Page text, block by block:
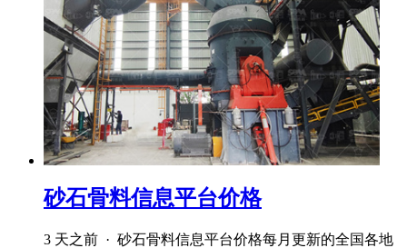
砂石骨料信息平台价格
3 天之前 · 砂石骨料信息平台价格每月更新的全国各地